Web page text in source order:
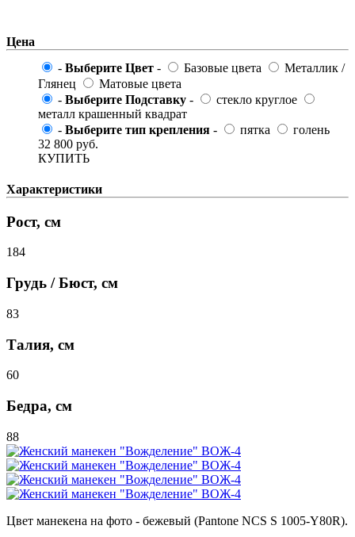
Цена
- Выберите Цвет - Базовые цвета
Металлик /
Глянец
Матовые цвета
- Выберите Подставку -
стекло круглое
металл крашенный квадрат
- Выберите тип крепления - пятка
голень
32 800 руб.
КУПИТЬ
Характеристики
Рост, см
184
Грудь / Бюст, см
83
Талия, см
60
Бедра, см
88
Цвет манекена на фото - бежевый (Pantone NCS S 1005-Y80R).